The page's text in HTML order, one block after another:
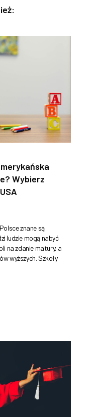
Wybierz
znane są
ludzie mogą nabyć
na zdanie matury, a
wyższych. Szkoły